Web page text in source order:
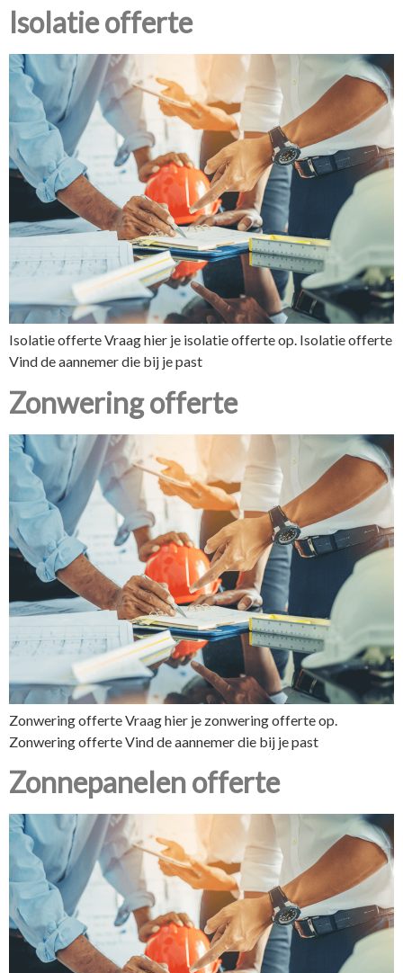
Isolatie offerte
Isolatie offerte Vraag hier je isolatie offerte op. Isolatie offerte
Vind de aannemer die bij je past
Zonwering offerte
Zonwering offerte Vraag hier je zonwering offerte op.
Zonwering offerte Vind de aannemer die bij je past
Zonnepanelen offerte